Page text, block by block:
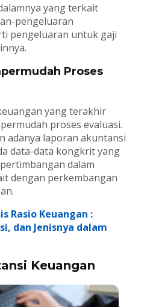
yang terkait
pengeluaran
pengeluaran untuk gaji
Proses
yang terakhir
proses evaluasi.
adanya laporan akuntansi
data-data kongkrit yang
dalam
dengan perkembangan
Rasio Keuangan :
dan Jenisnya dalam
Keuangan